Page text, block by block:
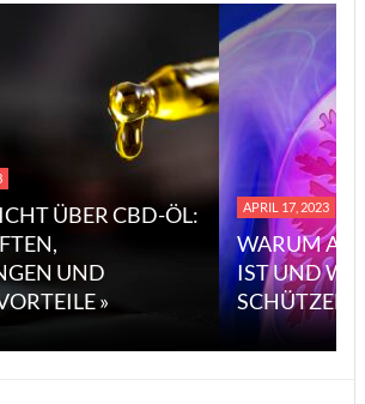
ÜBER CBD-ÖL:
UND
»
APRIL 17, 2023
WARUM
IST UND
SCHÜTZEN